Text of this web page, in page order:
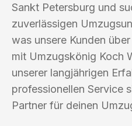
Sankt Petersburg und
zuverlässigen
was unsere Kunden
mit Umzugskönig Koch
unserer langjährigen
professionellen Service
Partner für deinen